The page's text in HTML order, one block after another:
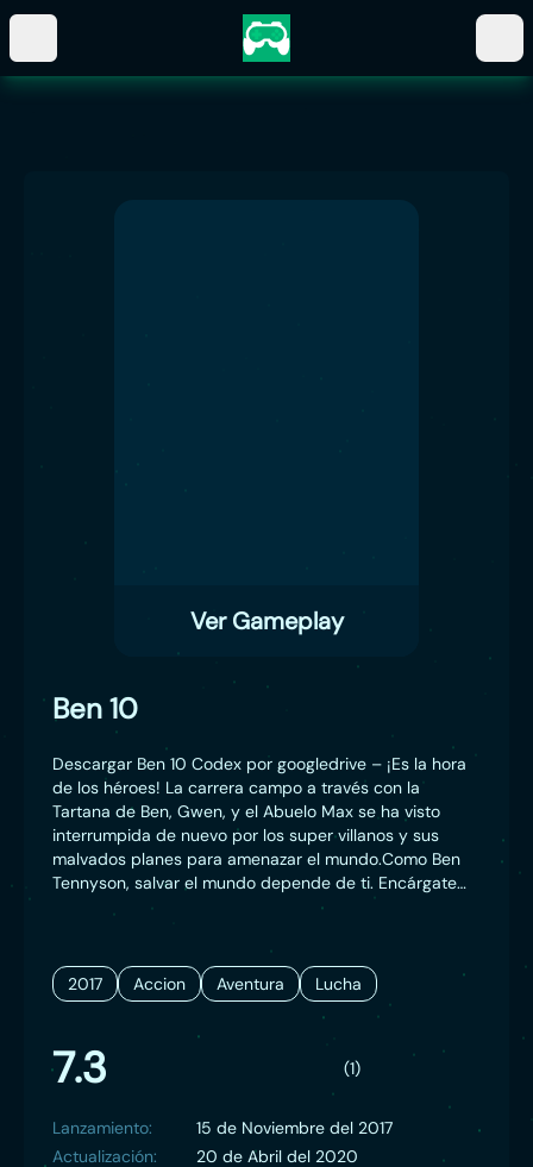
Ver Gameplay
Ben 10
Descargar Ben 10 Codex por googledrive – ¡Es la hora
de los héroes! La carrera campo a través con la
Tartana de Ben, Gwen, y el Abuelo Max se ha visto
interrumpida de nuevo por los super villanos y sus
malvados planes para amenazar el mundo.Como Ben
Tennyson, salvar el mundo depende de ti. Encárgate
de algunos de los más infames enemigos de Ben como
Desbloquea las diez increíbles formas alienígenas de
Ben y transfórmate en cada una de ellas. Usa cada uno
de sus poderosos movimientos de combate,
incluyendo los Ataques Ultimate, y tumba a tus
enemigos con ayuda de combos devastadores.
Resuelve los acertijos gracias a las habilidades únicas
de cada alienígena, y así desvelarás las nuevas y
apasionantes historias de cada uno de los tres
2017 Accion Aventura Lucha
7.3 (1)
Lanzamiento:
15 de Noviembre del 2017
Actualización:
20 de Abril del 2020